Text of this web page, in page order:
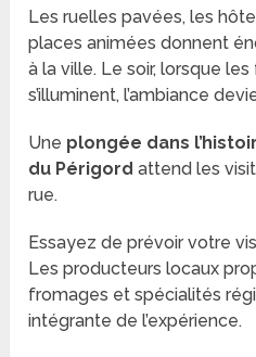
Les ruelles pavées, les
places animées donnent
à la ville. Le soir, lorsque
s’illuminent, l’ambiance
Une plongée dans
du Périgord attend les
rue.
Essayez de prévoir votre
Les producteurs locaux
fromages et spécialités
intégrante de l’expérience.